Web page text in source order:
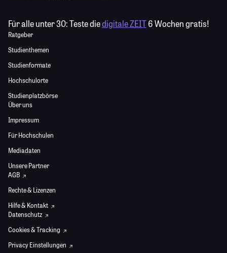
Für alle unter 30:Teste diedigitale ZEIT6 Wochen gratis!
Ratgeber
Studienthemen
Studienformate
Hochschulorte
Studienplatzbörse
Über uns
Impressum
Für Hochschulen
Mediadaten
Unsere Partner
AGB
Rechte & Lizenzen
Hilfe & Kontakt
Datenschutz
Cookies & Tracking
Privacy Einstellungen